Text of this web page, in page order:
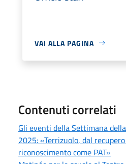
VAI ALLA PAGINA
Contenuti correlati
Gli eventi della Settimana
2025: «Terrizuolo, dal
riconoscimento come PAT»